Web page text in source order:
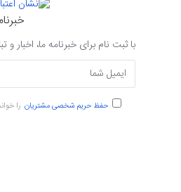
با ثبت نام برای خبرنامه ما، اخبار و
حفظ حریم شخصی مشتریان را